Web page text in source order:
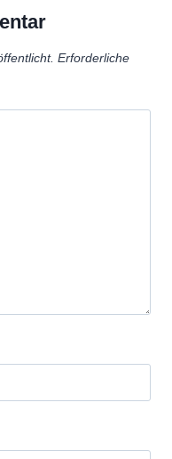
Erforderliche